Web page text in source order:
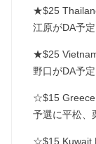
★$25
江原がDA予定
★$25
野口がDA予定
☆$15
予選に平松、
☆$15 Kuwait